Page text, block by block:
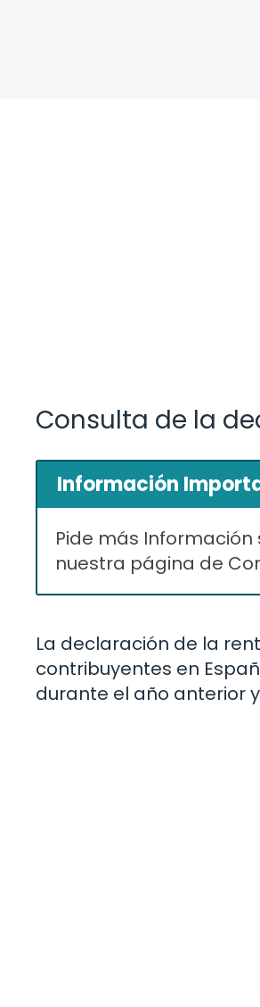
Consulta de la
Información
Pide más Información
nuestra página de
La declaración de la
contribuyentes en
durante el año anterior